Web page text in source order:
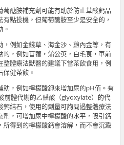
醣胺補充劑可能有助於防止草酸鈣晶
點投機，但葡萄醣胺至少是安全的，
。
例如金錢草、海金沙、雞內金等，有
，例如苜蓿，蒲公英，白毛茛，車前
體療法獸醫的建議下當茶飲食用，例
保健茶飲。
助，例如檸檬酸鉀來增加尿的pH值。有
前體代謝的乙醛酸（glyoxylate）的代
結石，使用的劑量可詢問過整體療法
，可增加尿中檸檬酸的水平，吸引鈣
得到的檸檬酸鈣會溶解，而不會沉澱